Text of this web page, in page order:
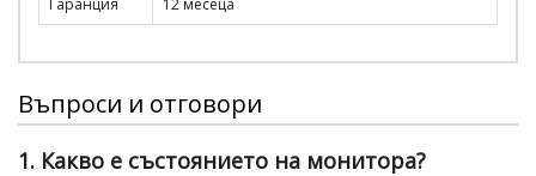
Гаранция 12 месеца
Въпроси и отговори
1. Какво е състоянието на монитора?